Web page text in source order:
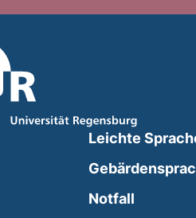
Leichte
Notfall